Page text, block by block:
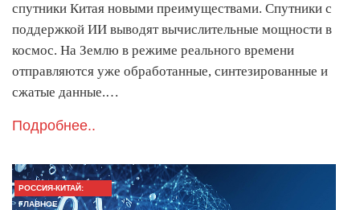
спутники Китая новыми преимуществами. Спутники с
поддержкой ИИ выводят вычислительные мощности в
космос. На Землю в режиме реального времени
отправляются уже обработанные, синтезированные и
сжатые данные.…
Подробнее..
РОССИЯ-КИТАЙ:
ГЛАВНОЕ